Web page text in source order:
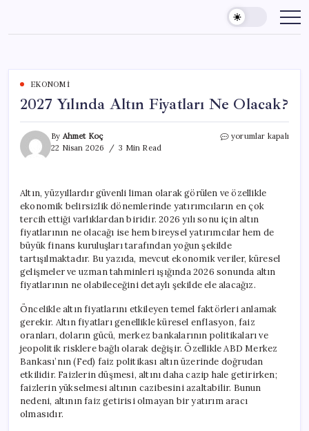
content
EKONOMI
2027 Yılında Altın Fiyatları Ne Olacak?
By Ahmet Koç
22 Nisan 2026
3 Min Read
2027
Olacak?
için
yorumlar kapalı
Altın, yüzyıllardır güvenli liman olarak görülen ve özellikle
ekonomik belirsizlik dönemlerinde yatırımcıların en çok
tercih ettiği varlıklardan biridir. 2026 yılı sonu için altın
fiyatlarının ne olacağı ise hem bireysel yatırımcılar hem de
büyük finans kuruluşları tarafından yoğun şekilde
tartışılmaktadır. Bu yazıda, mevcut ekonomik veriler, küresel
gelişmeler ve uzman tahminleri ışığında 2026 sonunda altın
fiyatlarının ne olabileceğini detaylı şekilde ele alacağız.
Öncelikle altın fiyatlarını etkileyen temel faktörleri anlamak
gerekir. Altın fiyatları genellikle küresel enflasyon, faiz
oranları, doların gücü, merkez bankalarının politikaları ve
jeopolitik risklere bağlı olarak değişir. Özellikle ABD Merkez
Bankası’nın (Fed) faiz politikası altın üzerinde doğrudan
etkilidir. Faizlerin düşmesi, altını daha cazip hale getirirken;
faizlerin yükselmesi altının cazibesini azaltabilir. Bunun
nedeni, altının faiz getirisi olmayan bir yatırım aracı
olmasıdır.